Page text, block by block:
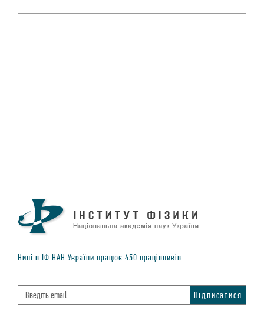
Нинi в IФ НАН України працює 450 працiвникiв